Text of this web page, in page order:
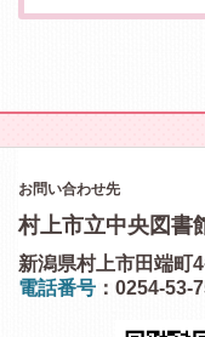
お問い合わせ先
村上市立中央図書
新潟県村上市田端町
電話番号 ：0254-53-